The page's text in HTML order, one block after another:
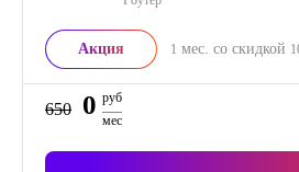
Акция 1 мес. со скидкой
650 0 руб
мес